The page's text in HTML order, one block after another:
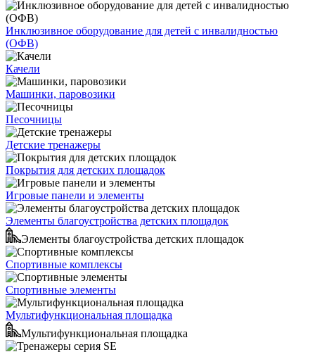
Инклюзивное оборудование для детей с инвалидностью
(ОФВ)
Качели
Машинки, паровозики
Песочницы
Детские тренажеры
Покрытия для детских площадок
Игровые панели и элементы
Элементы благоустройства детских площадок
Элементы благоустройства детских площадок
Спортивные комплексы
Спортивные элементы
Мультифункциональная площадка
Мультифункциональная площадка